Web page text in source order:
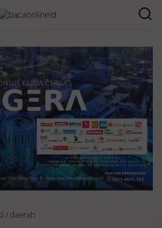
/ daerah